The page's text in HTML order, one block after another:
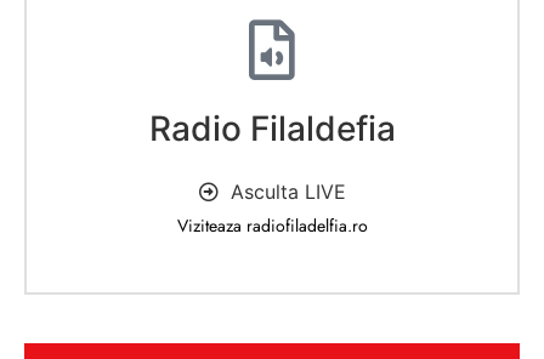
Radio Filaldefia
Asculta LIVE
Viziteaza radiofiladelfia.ro